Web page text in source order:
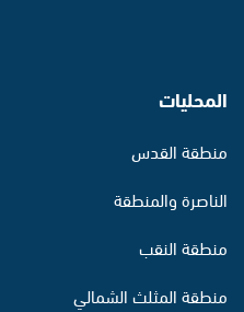
المحليات
منطقة القدس
الناصرة والمنطقة
منطقة النقب
منطقة المثلث الشمالي